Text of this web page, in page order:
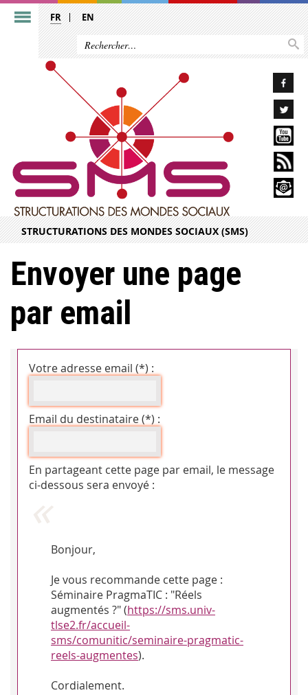
FR EN
STRUCTURATIONS DES MONDES SOCIAUX (SMS)
Envoyer une page
par email
Votre adresse email (*) :
Email du destinataire (*) :
En partageant cette page par email, le message
ci-dessous sera envoyé :
Bonjour,
Je vous recommande cette page :
Séminaire PragmaTIC : "Réels
augmentés ?" (https://sms.univ-
tlse2.fr/accueil-
sms/comunitic/seminaire-pragmatic-
reels-augmentes).
Cordialement.